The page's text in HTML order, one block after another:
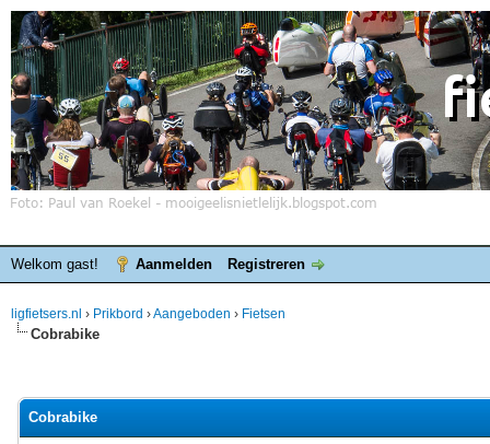
Welkom gast! Aanmelden Registreren
ligfietsers.nl › Prikbord ›Aangeboden › Fietsen
Cobrabike
Cobrabike